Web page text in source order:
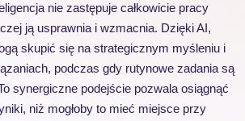
nie zastępuje całkowicie pracy
ją usprawnia i wzmacnia. Dzięki AI,
skupić się na strategicznym myśleniu i
podczas gdy rutynowe zadania są
synergiczne podejście pozwala osiągnąć
niż mogłoby to mieć miejsce przy